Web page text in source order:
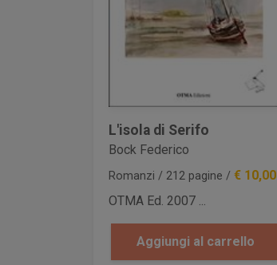
L'isola di Serifo
Bock Federico
Romanzi / 212 pagine /€ 10,00
OTMA Ed. 2007 ...
Aggiungi al carrello